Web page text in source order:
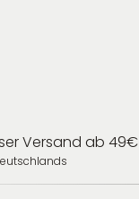
Versand ab 49€